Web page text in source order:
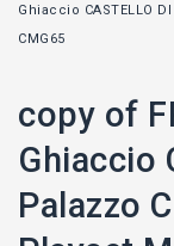
Ghiaccio CASTELLO
CMG65
copy of
Ghiaccio
Palazzo